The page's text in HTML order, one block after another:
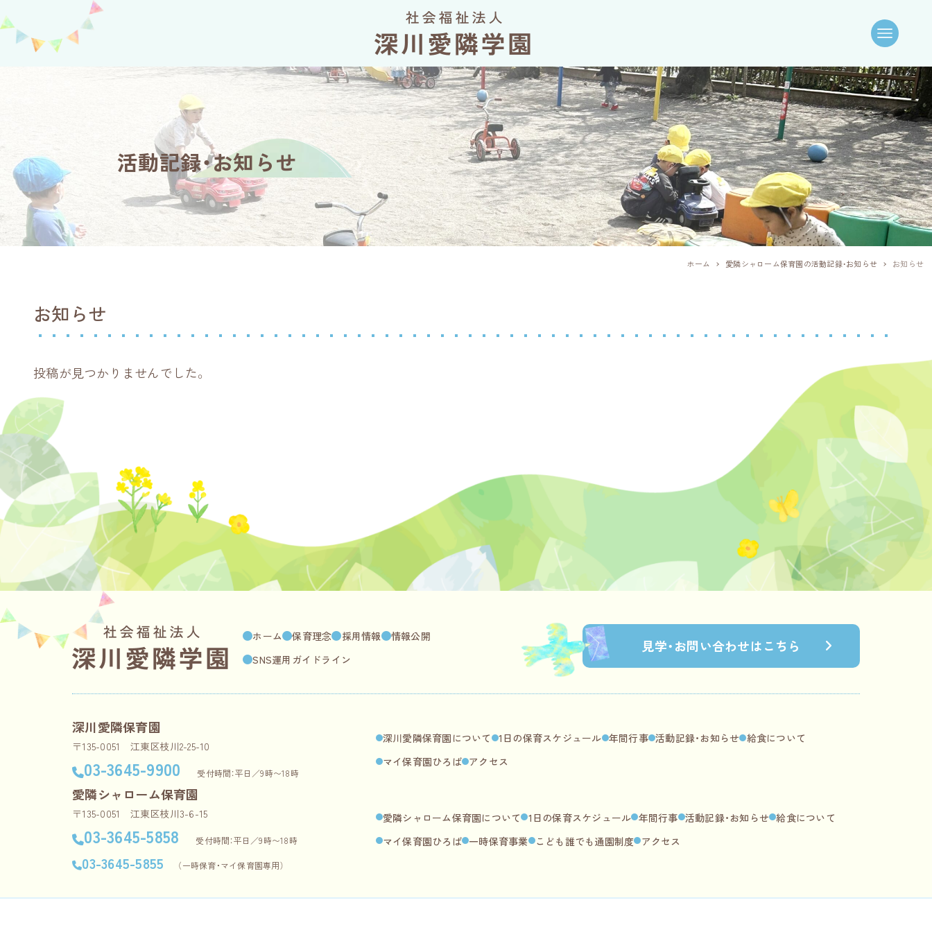
活動記録・お知らせ
ホーム 愛隣シャローム保育園の活動記録・お知らせ お知らせ
お知らせ
投稿が見つかりませんでした。
ホーム 保育理念 採用情報
情報公開
SNS運用ガイドライン
見学・お問い合わせはこちら
深川愛隣保育園
〒135-0051 江東区枝川2-25-10
03-3645-9900 受付時間：平日／9時〜18時
深川愛隣保育園について 1日の保育スケジュール 年間行事 活動記録・お知らせ 給食について
マイ保育園ひろば アクセス
愛隣シャローム保育園
〒135-0051 江東区枝川3-6-15
03-3645-5858 受付時間：平日／9時〜18時
03-3645-5855 （一時保育・マイ保育園専用）
愛隣シャローム保育園について 1日の保育スケジュール 年間行事 活動記録・お知らせ 給食について
マイ保育園ひろば 一時保育事業 こども誰でも通園制度 アクセス